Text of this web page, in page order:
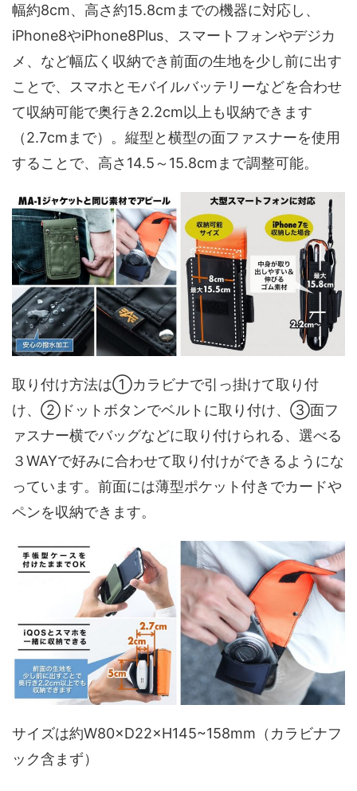
幅約8cm、高さ約15.8cmまでの機器に対応し、
iPhone8やiPhone8Plus、スマートフォンやデジカ
メ、など幅広く収納でき前面の生地を少し前に出す
ことで、スマホとモバイルバッテリーなどを合わせ
て収納可能で奥行き2.2cm以上も収納できます
（2.7cmまで）。縦型と横型の面ファスナーを使用
することで、高さ14.5～15.8cmまで調整可能。
取り付け方法は①カラビナで引っ掛けて取り付
け、②ドットボタンでベルトに取り付け、③面フ
ァスナー横でバッグなどに取り付けられる、選べる
３WAYで好みに合わせて取り付けができるようにな
っています。前面には薄型ポケット付きでカードや
ペンを収納できます。
サイズは約W80×D22×H145~158mm（カラビナフ
ック含まず）